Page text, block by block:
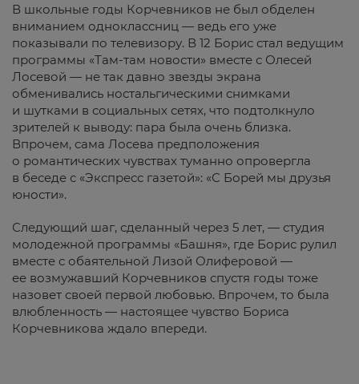
В школьные годы Корчевников не был обделен
вниманием одноклассниц — ведь его уже
показывали по телевизору. В 12 Борис стал ведущим
программы «Там-там новости» вместе с Олесей
Лосевой — не так давно звезды экрана
обменивались ностальгическими снимками
и шутками в социальных сетях, что подтолкнуло
зрителей к выводу: пара была очень близка.
Впрочем, сама Лосева предположения
о романтических чувствах туманно опровергла
в беседе с «Экспресс газетой»: «С Борей мы друзья
юности».
Следующий шаг, сделанный через 5 лет, — студия
молодежной программы «Башня», где Борис рулил
вместе с обаятельной Лизой Олиферовой —
ее возмужавший Корчевников спустя годы тоже
назовет своей первой любовью. Впрочем, то была
влюбленность — настоящее чувство Бориса
Корчевникова ждало впереди.